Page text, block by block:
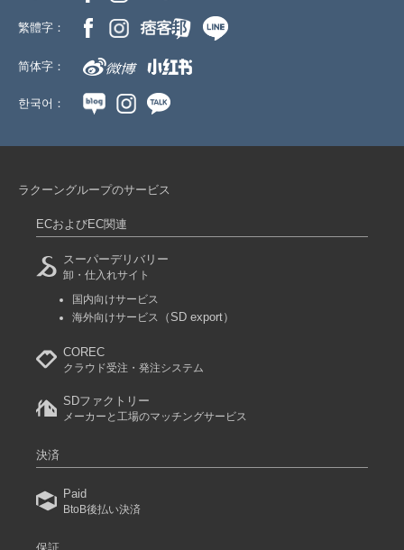
繁體字：
简体字：
한국어：
ラクーングループのサービス
ECおよびEC関連
スーパーデリバリー
卸・仕入れサイト
国内向けサービス
海外向けサービス
（SD export）
COREC
クラウド受注・発注システム
SDファクトリー
メーカーと工場のマッチングサービス
決済
Paid
BtoB後払い決済